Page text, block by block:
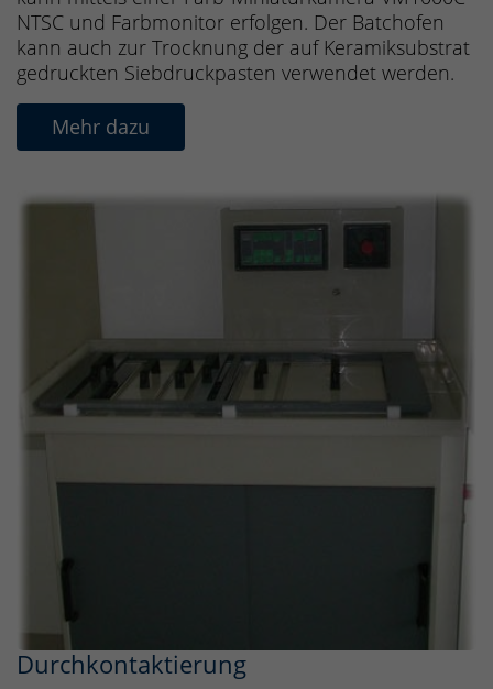
NTSC und Farbmonitor erfolgen. Der Batchofen
kann auch zur Trocknung der auf Keramiksubstrat
gedruckten Siebdruckpasten verwendet werden.
Mehr dazu
Durchkontaktierung